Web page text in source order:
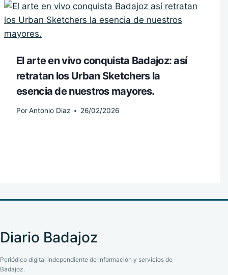
El arte en vivo conquista Badajoz: así
retratan los Urban Sketchers la
esencia de nuestros mayores.
PorAntonio Diaz 26/02/2026
Diario Badajoz
Periódico digital independiente de información y servicios de
Badajoz.